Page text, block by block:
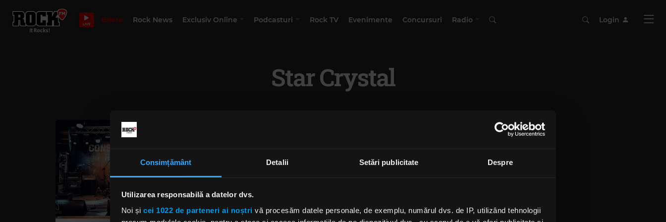
Consimțământ Detalii Setări publicitate Despre
Utilizarea responsabilă a datelor dvs.
Noi și cei 1022 de parteneri ai noștri vă procesăm datele personale, de exemplu, numărul dvs. de IP, utilizând tehnologii
LIVE Bilete Rock News Exclusiv Online Podcasturi Rock TV Evenimente Concursuri Radio Login
Star Crystal